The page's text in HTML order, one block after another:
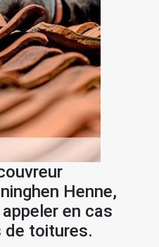
Henne,
en cas
de toitures.